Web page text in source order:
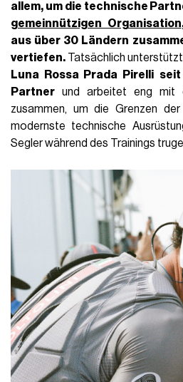
allem, um die technische
gemeinnützigen Organisation
aus über 30 Ländern
vertiefen. Tatsächlich
Luna Rossa Prada Pirelli
Partner und arbeitet eng mit
zusammen, um die Grenzen
modernste technische
Segler während des Trainings